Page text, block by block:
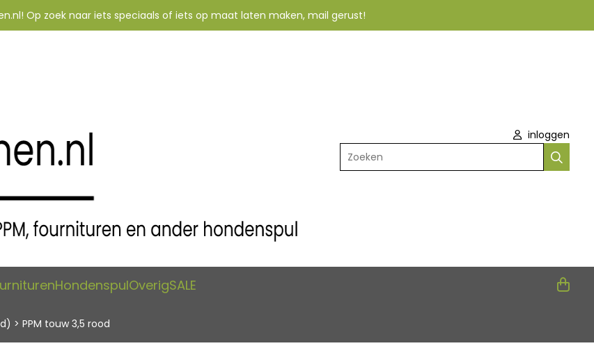
Op zoek naar iets speciaals of iets op maat laten maken, mail gerust!
inloggen
Zoeken
HondenspulOverigSALE
> PPM touw 3,5 rood